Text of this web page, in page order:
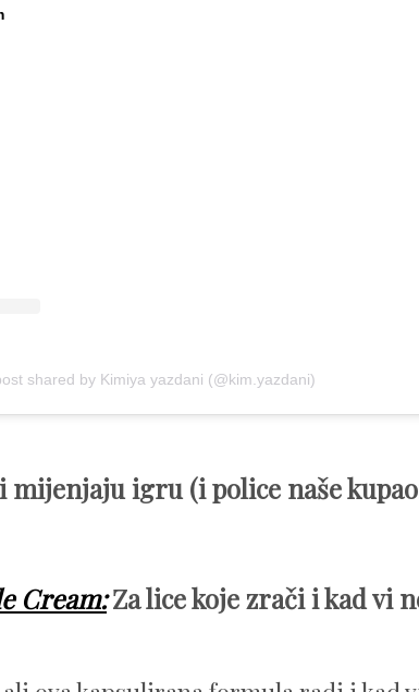
shared by Kimiya yazdani (@kim.yazdani)
mijenjaju igru (i police naše
Cream:Za lice koje zrači i kad vi